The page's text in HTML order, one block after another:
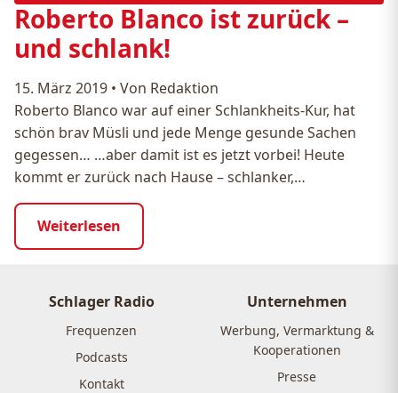
Roberto Blanco ist zurück –
und schlank!
15. März 2019 • Von Redaktion
Roberto Blanco war auf einer Schlankheits-Kur, hat
schön brav Müsli und jede Menge gesunde Sachen
gegessen… …aber damit ist es jetzt vorbei! Heute
kommt er zurück nach Hause – schlanker,…
Weiterlesen
Schlager Radio
Frequenzen
Podcasts
Kontakt
Unternehmen
Werbung, Vermarktung &
Kooperationen
Presse